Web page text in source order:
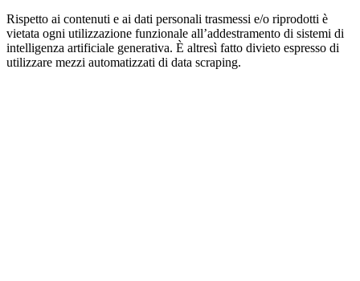
Rispetto ai contenuti e ai dati personali trasmessi e/o riprodotti è
vietata ogni utilizzazione funzionale all’addestramento di sistemi di
intelligenza artificiale generativa. È altresì fatto divieto espresso di
utilizzare mezzi automatizzati di data scraping.